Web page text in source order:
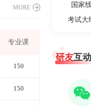
MORE
专业课
150
150
国家
考试大
研友互动